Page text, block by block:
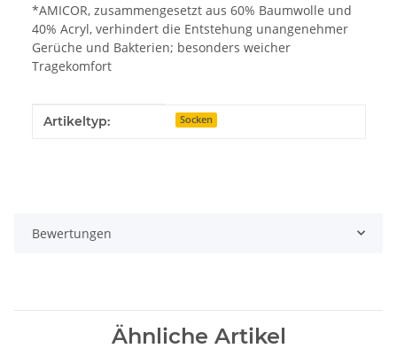
*AMICOR, zusammengesetzt aus 60% Baumwolle und
40% Acryl, verhindert die Entstehung unangenehmer
Gerüche und Bakterien; besonders weicher
Tragekomfort
Produkteigenschaft
Wert
Artikeltyp: Socken
Bewertungen
Ähnliche Artikel